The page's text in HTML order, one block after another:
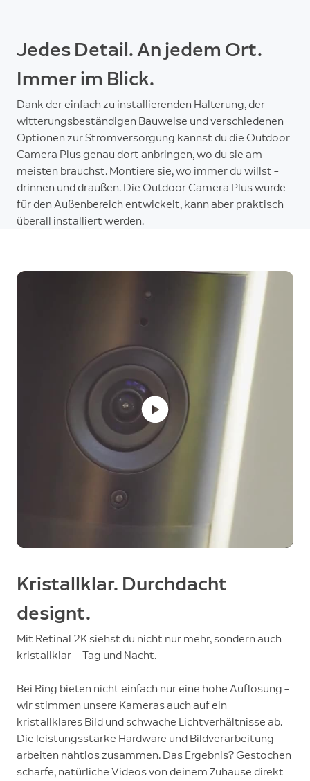
Jedes Detail. An jedem Ort.
Immer im Blick.
Dank der einfach zu installierenden Halterung, der
witterungsbeständigen Bauweise und verschiedenen
Optionen zur Stromversorgung kannst du die Outdoor
Camera Plus genau dort anbringen, wo du sie am
meisten brauchst. Montiere sie, wo immer du willst –
drinnen und draußen. Die Outdoor Camera Plus wurde
für den Außenbereich entwickelt, kann aber praktisch
überall installiert werden.
Kristallklar. Durchdacht
designt.
Mit Retinal 2K siehst du nicht nur mehr, sondern auch
kristallklar — Tag und Nacht.
Bei Ring bieten nicht einfach nur eine hohe Auflösung –
wir stimmen unsere Kameras auch auf ein
kristallklares Bild und schwache Lichtverhältnisse ab.
Die leistungsstarke Hardware und Bildverarbeitung
arbeiten nahtlos zusammen. Das Ergebnis? Gestochen
scharfe, natürliche Videos von deinem Zuhause direkt